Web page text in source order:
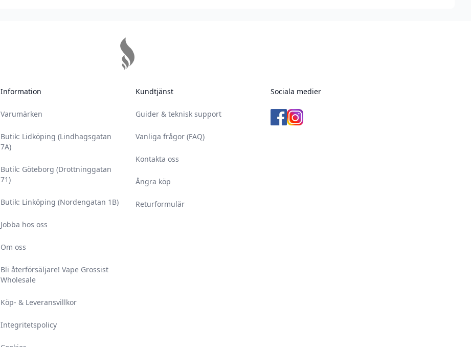
Information
Varumärken
Butik: Lidköping (Lindhagsgatan
7A)
Butik: Göteborg (Drottninggatan
71)
Butik: Linköping (Nordengatan 1B)
Jobba hos oss
Om oss
Bli återförsäljare! Vape Grossist
Wholesale
Köp- & Leveransvillkor
Integritetspolicy
Kundtjänst
Guider & teknisk support
Vanliga frågor (FAQ)
Kontakta oss
Ångra köp
Returformulär
Sociala medier